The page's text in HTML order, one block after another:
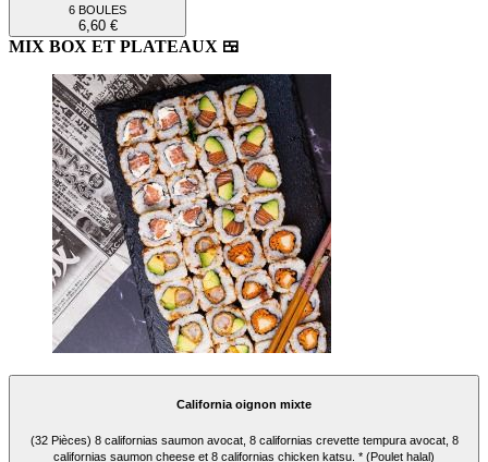
6 BOULES
6,60 €
MIX BOX ET PLATEAUX 🍱
California oignon mixte
(32 Pièces) 8 californias saumon avocat, 8 californias crevette tempura avocat, 8
californias saumon cheese et 8 californias chicken katsu. * (Poulet halal)